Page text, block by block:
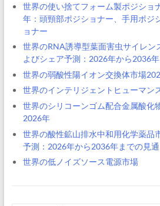
世界の使い捨てフォーム製ポジショ
年：頭頸部ポジショナー、手用ポジ
ョナー
世界のRNA誘導型葉面害虫サイレン
よびシェア予測：2026年から2036
世界の弱酸性陽イオン交換体市場
世界のインテリジェントヒューマン
世界のシリコーンゴム配合金属酸化
2026年
世界の酸性鉱山排水中和用化学薬品
予測：2026年から2036年までの見通
世界の低ノイズソース電源市場